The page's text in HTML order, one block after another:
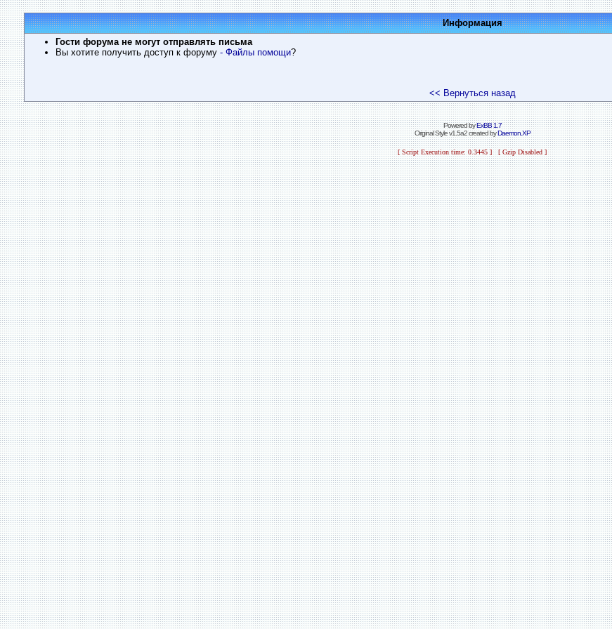
Информация
Гости форума не могут отправлять письма
Вы хотите получить доступ к форуму - Файлы помощи?
<< Вернуться назад
Powered byExBB 1.7
Original Style v1.5a2 created byDaemon.XP
[ Script Execution time: 0.3445 ] [ Gzip Disabled ]